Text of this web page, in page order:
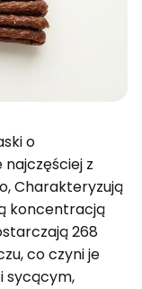
o
z
Charakteryzują
koncentracją
268
co czyni je
sycącym,